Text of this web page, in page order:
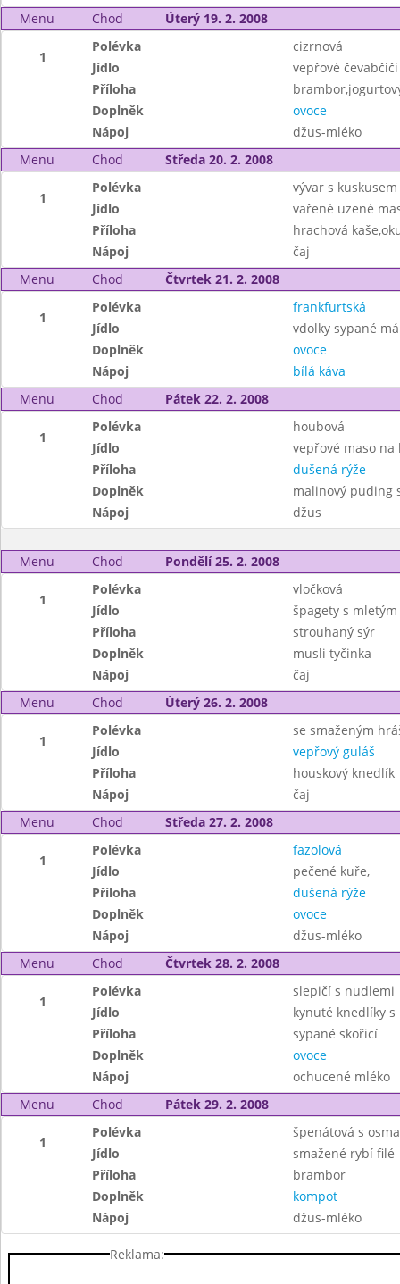
Menu
Chod Úterý 19. 2. 2008
1
Polévka
cizrnová
Jídlo
vepřové čevabčiči
Příloha
Doplněk
ovoce
Nápoj
džus-mléko
Menu
Chod Středa 20. 2. 2008
1
Polévka
vývar s kuskusem
Jídlo
vařené uzené
Příloha
hrachová
Nápoj
čaj
Menu
Chod Čtvrtek 21. 2. 2008
1
Polévka
frankfurtská
Jídlo
vdolky sypané
Doplněk
ovoce
Nápoj
bílá káva
Menu
Chod Pátek 22. 2. 2008
1
Polévka
houbová
Jídlo
vepřové maso na
Příloha
dušená rýže
Doplněk
malinový puding
Nápoj
džus
Menu Chod Pondělí 25. 2. 2008
1
Polévka
vločková
Jídlo
špagety s mletým
Příloha
strouhaný sýr
Doplněk
musli tyčinka
Nápoj
čaj
Menu
Chod Úterý 26. 2. 2008
1
Polévka
se smaženým
Jídlo
vepřový guláš
Příloha
houskový knedlík
Nápoj
čaj
Menu
Chod Středa 27. 2. 2008
1
Polévka
fazolová
Jídlo
pečené kuře,
Příloha
dušená rýže
Doplněk
ovoce
Nápoj
džus-mléko
Menu
Chod Čtvrtek 28. 2. 2008
1
Polévka
slepičí s nudlemi
Jídlo
kynuté knedlíky
Příloha
sypané skořicí
Doplněk
ovoce
Nápoj
ochucené mléko
Menu
Chod Pátek 29. 2. 2008
1
Polévka
špenátová s
Jídlo
smažené rybí filé
Příloha
brambor
Doplněk
kompot
Nápoj
džus-mléko
Reklama: